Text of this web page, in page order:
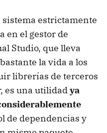
sistema estrictamente
en el gestor de
Studio, que lleva
la vida a los
librerías de terceros
es una utilidadya
de dependencias y